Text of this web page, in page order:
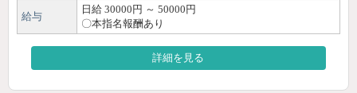
給与
日給 30000円 ～ 50000円
〇本指名報酬あり
詳細を見る